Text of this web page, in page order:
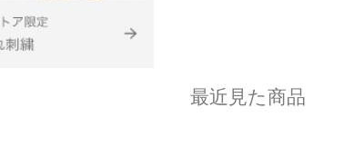
最近見た商品